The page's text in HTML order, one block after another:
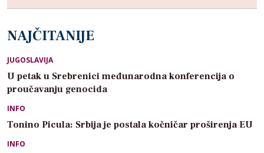
NAJČITANIJE
JUGOSLAVIJA
U petak u Srebrenici međunarodna konferencija o
proučavanju genocida
INFO
Tonino Picula: Srbija je postala kočničar proširenja EU
INFO